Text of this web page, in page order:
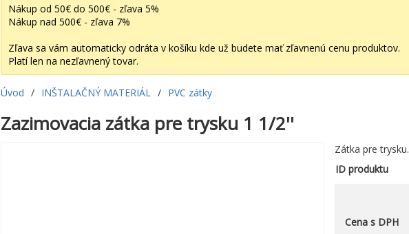
Nákup od 50€ do 500€ - zľava 5%
Nákup nad 500€ - zľava 7%
Zľava sa vám automaticky odráta v košíku kde už budete mať zľavnenú cenu produktov.
Platí len na nezľavnený tovar.
Úvod / INŠTALAČNÝ MATERIÁL / PVC zátky
Zazimovacia zátka pre trysku 1 1/2''
Zátka pre trysku.
ID produktu
Cena s DPH